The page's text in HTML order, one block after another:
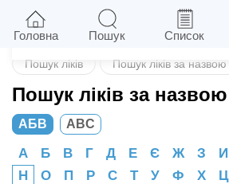
Назад
Пошук ліків Пошук ліків за назвою
Пошук ліків за назвою
АБВ ABC
А Б В Г Д Е Є Ж З И
Н
О П Р С Т У Ф Х Ц
Головна Пошук Список